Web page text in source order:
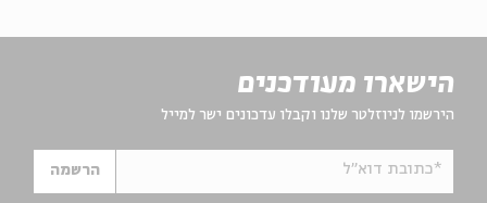
הישארו מעודכנים
הירשמו לניוזלטר שלנו וקבלו עדכונים ישר למייל
*כתובת דוא"ל הרשמה